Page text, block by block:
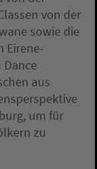
von der
sowie die
Eirene-
aus
um für
zu